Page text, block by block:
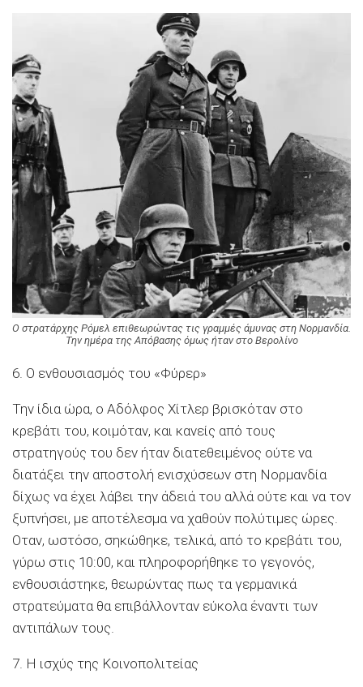
O στρατάρχης Ρόμελ επιθεωρώντας τις γραμμές άμυνας στη Νορμανδία.
Την ημέρα της Απόβασης όμως ήταν στο Βερολίνο
6. Ο ενθουσιασμός του «Φύρερ»
Την ίδια ώρα, ο Αδόλφος Χίτλερ βρισκόταν στο
κρεβάτι του, κοιμόταν, και κανείς από τους
στρατηγούς του δεν ήταν διατεθειμένος ούτε να
διατάξει την αποστολή ενισχύσεων στη Νορμανδία
δίχως να έχει λάβει την άδειά του αλλά ούτε και να τον
ξυπνήσει, με αποτέλεσμα να χαθούν πολύτιμες ώρες.
Οταν, ωστόσο, σηκώθηκε, τελικά, από το κρεβάτι του,
γύρω στις 10:00, και πληροφορήθηκε το γεγονός,
ενθουσιάστηκε, θεωρώντας πως τα γερμανικά
στρατεύματα θα επιβάλλονταν εύκολα έναντι των
αντιπάλων τους.
7. Η ισχύς της Κοινοπολιτείας